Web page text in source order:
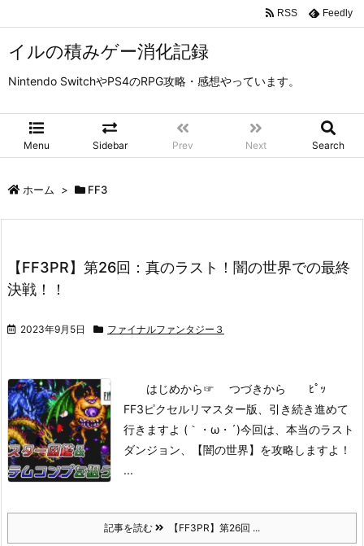
イルの積みゲー消化記録
Nintendo SwitchやPS4のRPG攻略・感想やっています。
Menu Sidebar Prev Next Search
RSS Feedly
ホーム > FF3
【FF3PR】第26回：真のラスト！闇の世界での最終
決戦！！
2023年9月5日 ファイナルファンタジー３
はじめから☞ つづきから ﾋﾟｯ
FF3ピクセルリマスター版、引き続き進めて
行きますよ (｀・ω・´)今回は、本当のラスト
ダンジョン、【闇の世界】を攻略しますよ！
...
記事を読む 【FF3PR】第26回 ...